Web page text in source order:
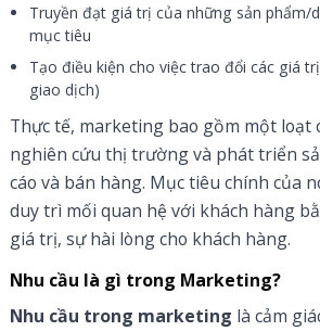
Truyền đạt giá trị của những sản phẩm/
mục tiêu
Tạo điều kiện cho việc trao đổi các giá
giao dịch)
Thực tế, marketing bao gồm một loạt
nghiên cứu thị trường và phát triển
cáo và bán hàng. Mục tiêu chính của
duy trì mối quan hệ với khách hàng
giá trị, sự hài lòng cho khách hàng.
Nhu cầu là gì trong Marketing?
Nhu cầu trong marketing là cảm